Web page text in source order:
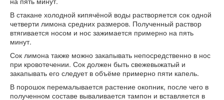
В стакане холодной кипячёной воды растворяется сок одной
четверти лимона средних размеров. Полученный раствор
втягивается носом и нос зажимается примерно на пять
минут.
Сок лимона также можно закапывать непосредственно в нос
при кровотечении. Сок должен быть свежевыжатый и
закапывать его следует в объёме примерно пяти капель.
В порошок перемалывается растение окопник, после чего в
полученном составе вываливается тампон и вставляется в